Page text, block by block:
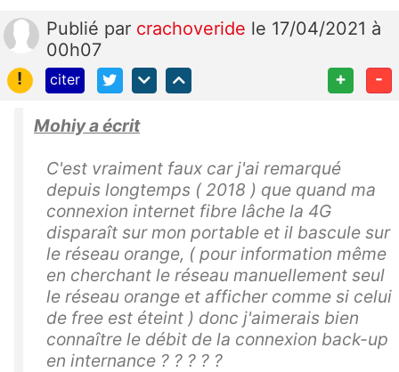
Publié par crachoveride le 17/04/2021 à
00h07
!
citer + -
Mohiy a écrit
C'est vraiment faux car j'ai remarqué
depuis longtemps ( 2018 ) que quand ma
connexion internet fibre lâche la 4G
disparaît sur mon portable et il bascule sur
le réseau orange, ( pour information même
en cherchant le réseau manuellement seul
le réseau orange et afficher comme si celui
de free est éteint ) donc j'aimerais bien
connaître le débit de la connexion back-up
en internance ? ? ? ? ?